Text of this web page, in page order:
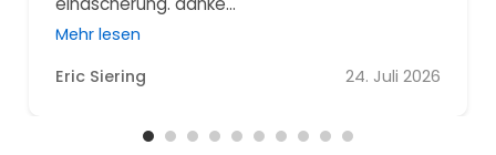
Mehr lesen
Eric Siering
24. Juli 2026